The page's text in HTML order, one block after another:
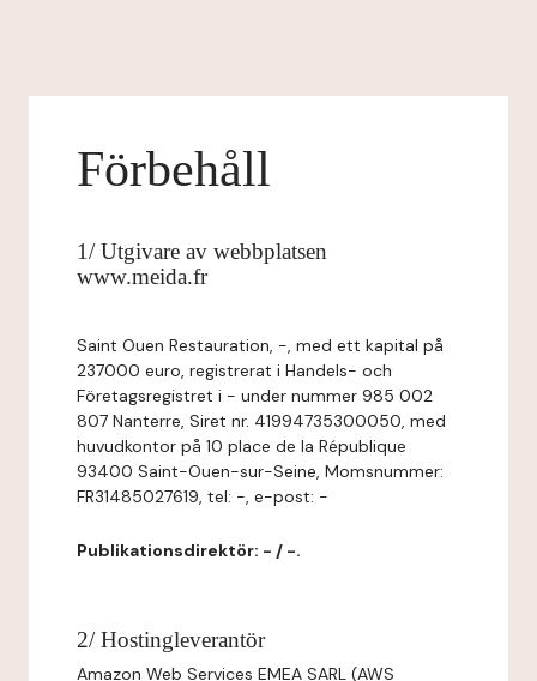
Förbehåll
1/ Utgivare av webbplatsen
www.meida.fr
Saint Ouen Restauration, -, med ett kapital på
237000 euro, registrerat i Handels- och
Företagsregistret i - under nummer 985 002
807 Nanterre, Siret nr. 41994735300050, med
huvudkontor på 10 place de la République
93400 Saint-Ouen-sur-Seine, Momsnummer:
FR31485027619, tel: -, e-post: -
Publikationsdirektör: - / -.
2/ Hostingleverantör
Amazon Web Services EMEA SARL (AWS